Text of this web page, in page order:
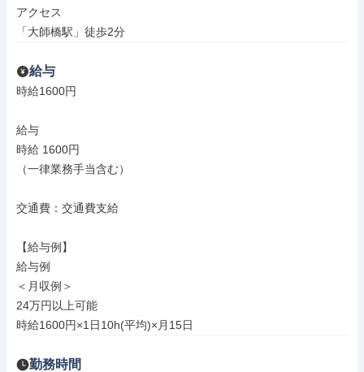
アクセス
「大師橋駅」徒歩2分
給与
時給1600円
給与
時給 1600円
（一律業務手当含む）
交通費：交通費支給
【給与例】
給与例
＜月収例＞
24万円以上可能
時給1600円×1日10h(平均)×月15日
勤務時間